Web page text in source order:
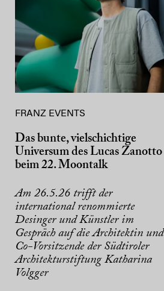
FRANZ EVENTS
Das bunte, vielschichtige
Universum des Lucas Zanotto
beim 22. Moontalk
Am 26.5.26 trifft der
international renommierte
Desinger und Künstler im
Gespräch auf die Architektin und
Co-Vorsitzende der Südtiroler
Architekturstiftung Katharina
Volgger